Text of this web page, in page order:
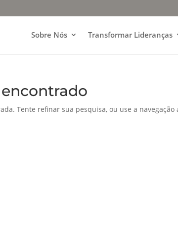
Sobre Nós Transformar Lideranças
Tente refinar sua pesquisa, ou use a